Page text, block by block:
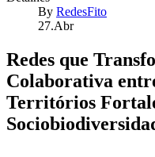
By RedesFito
27.Abr
Redes que
Colaborativa
Territórios